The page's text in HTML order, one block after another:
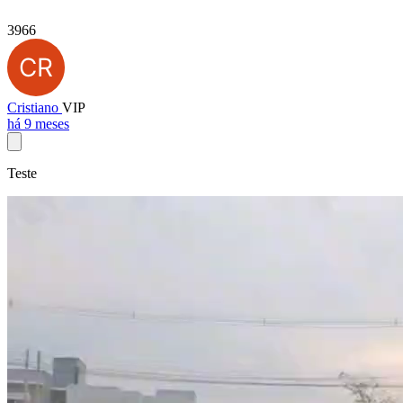
3966
Cristiano VIP
há 9 meses
Teste